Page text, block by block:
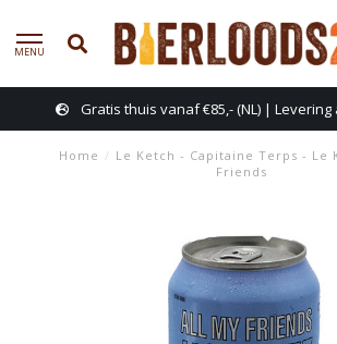
MENU
Gratis thuis vanaf €85,- (NL) | Levering
Home / Le Ketch - Capitaine Terps - Le
Friends